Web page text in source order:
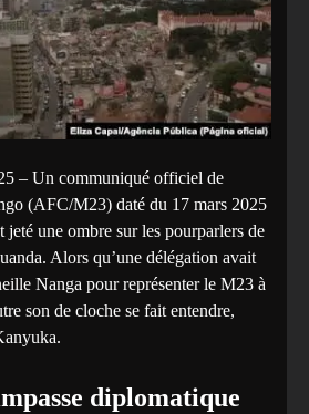
– Un communiqué officiel de
(AFC/M23) daté du 17 mars 2025
jeté une ombre sur les pourparlers de
Alors qu’une délégation avait
Nanga pour représenter le M23 à
son de cloche se fait entendre,
diplomatique